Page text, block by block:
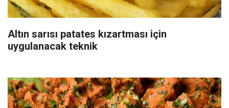
Altın sarısı patates kızartması için
uygulanacak teknik